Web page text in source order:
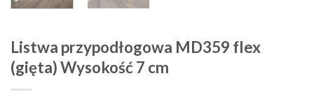
Listwa przypodłogowa MD359 flex
(gięta) Wysokość 7 cm